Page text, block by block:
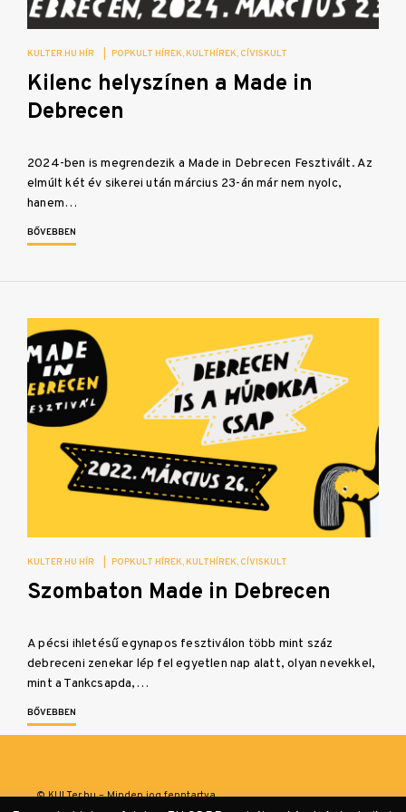
KULTER.HU HÍR POPKULT HÍREK KULTHÍREK CÍVISKULT
Kilenc helyszínen a Made in
Debrecen
2024-ben is megrendezik a Made in Debrecen Fesztivált. Az
elmúlt két év sikerei után március 23-án már nem nyolc,
hanem…
BŐVEBBEN
KULTER.HU HÍR POPKULT HÍREK KULTHÍREK CÍVISKULT
Szombaton Made in Debrecen
A pécsi ihletésű egynapos fesztiválon több mint száz
debreceni zenekar lép fel egyetlen nap alatt, olyan nevekkel,
mint a Tankcsapda,…
BŐVEBBEN
© KULTer.hu – Minden jog fenntartva